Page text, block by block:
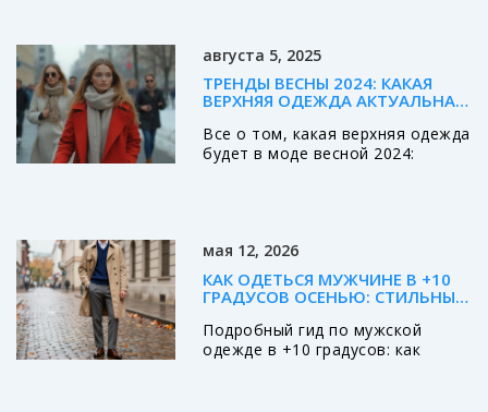
переохлаждения и перегрева.
августа 5, 2025
ТРЕНДЫ ВЕСНЫ 2024: КАКАЯ
ВЕРХНЯЯ ОДЕЖДА АКТУАЛЬНА
Все о том, какая верхняя одежда
будет в моде весной 2024:
мая 12, 2026
КАК ОДЕТЬСЯ МУЖЧИНЕ В +10
ГРАДУСОВ ОСЕНЬЮ: СТИЛЬНЫЕ
Подробный гид по мужской
одежде в +10 градусов: как